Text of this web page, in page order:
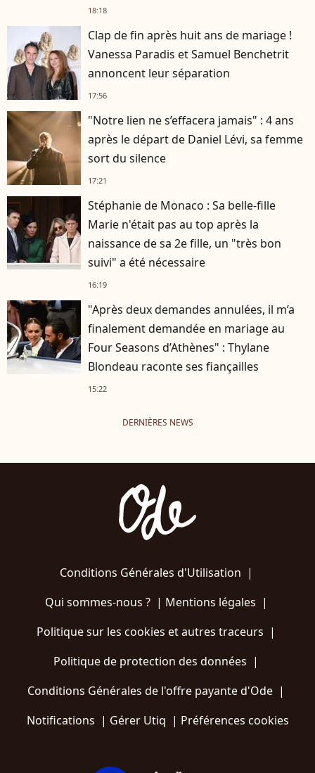
18:18
Clap de fin après huit ans de mariage !
Vanessa Paradis et Samuel Benchetrit
annoncent leur séparation
17:56
"Notre lien ne s’effacera jamais" : 4 ans
après le départ de Daniel Lévi, sa femme
sort du silence
17:21
Stéphanie de Monaco : Sa belle-fille
Marie n'était pas au top après la
naissance de sa 2e fille, un "très bon
suivi" a été nécessaire
16:19
"Après deux demandes annulées, il m’a
finalement demandée en mariage au
Four Seasons d’Athènes" : Thylane
Blondeau raconte ses fiançailles
15:22
DERNIÈRES NEWS
Conditions Générales d'Utilisation |
Qui sommes-nous ?| Mentions légales |
Politique sur les cookies et autres traceurs |
Politique de protection des données |
Conditions Générales de l'offre payante d'Ode |
Notifications | Gérer Utiq | Préférences cookies